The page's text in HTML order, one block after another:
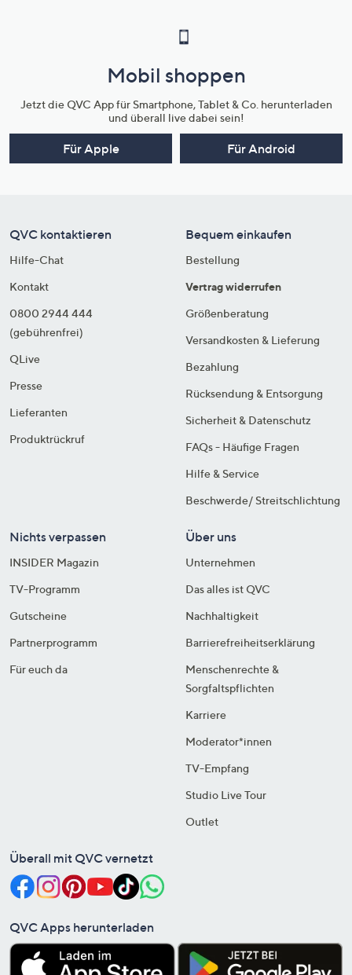
Mobil shoppen
Jetzt die QVC App für Smartphone, Tablet & Co. herunterladen
und überall live dabei sein!
Für Apple Für Android
QVC kontaktieren
Hilfe-Chat
Kontakt
0800 2944 444
(gebührenfrei)
QLive
Presse
Lieferanten
Produktrückruf
Bequem einkaufen
Bestellung
Vertrag widerrufen
Größenberatung
Versandkosten & Lieferung
Bezahlung
Rücksendung & Entsorgung
Sicherheit & Datenschutz
FAQs - Häufige Fragen
Hilfe & Service
Beschwerde/ Streitschlichtung
Nichts verpassen
INSIDER Magazin
TV-Programm
Gutscheine
Partnerprogramm
Für euch da
Über uns
Unternehmen
Das alles ist QVC
Nachhaltigkeit
Barrierefreiheitserklärung
Menschenrechte &
Sorgfaltspflichten
Karriere
Moderator*innen
TV-Empfang
Studio Live Tour
Outlet
Überall mit QVC vernetzt
QVC Apps herunterladen